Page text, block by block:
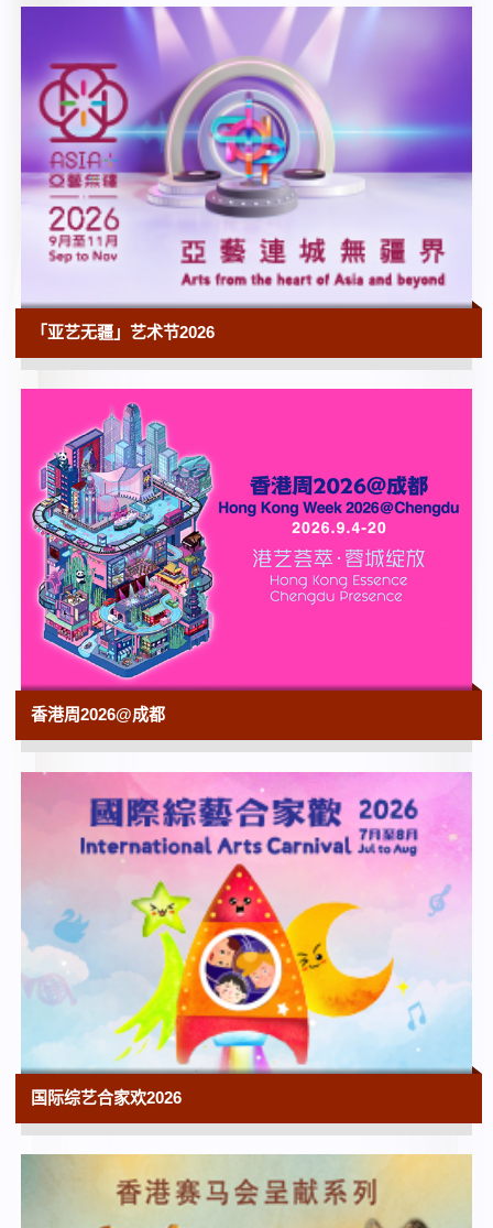
油街实现
10:00
vA! 驻留 — 穿凿：如果伯活楼......
香港视觉艺术中心
10:00
循声觅道展览系列─香港非物质文化遗产
香港非物质文化遗产中心
粤艺远洋──沐文堂广东及外销艺术捐赠展
香港艺术馆 | 展期由2026年5月29日
由重读到重逢──再遇馆藏中国书画（第一
香港艺术馆 | 展期由2026年6月26日
10:00
野外生态摄影年展
香港科学馆 | 展期至2026年9月2日
10:00
《沙田第一号文化洞窟》装置艺术
沙田大会堂展览厅
香港科学馆35周年展览
香港科学馆 | 展期至2026年9月16日
10:00
香港赛马会呈献系列：长安万象—陕西隋唐
文明展
香港历史博物馆
花韵诗情：赵少昂花卉与自写诗选
香港文化博物馆
10:00
香港电影资料馆‧25搜影礼（香港电影资料
馆二十五周年志庆节目）
香港电影资料馆 | 展览至2027年5月9日
香港历史博物馆
「亚艺无疆」艺术节2026
香港周2026@成都
国际综艺合家欢2026